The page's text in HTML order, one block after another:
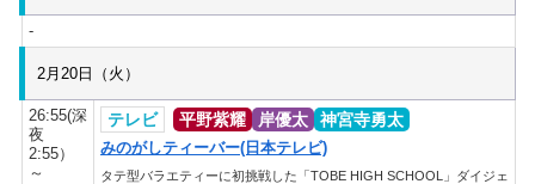
-
2月20日（火）
26:55(深
夜
2:55）
～
テレビ 平野紫耀 岸優太 神宮寺勇太
みのがしティーバー(日本テレビ)
タテ型バラエティーに初挑戦した「TOBE HIGH SCHOOL」ダイジェ